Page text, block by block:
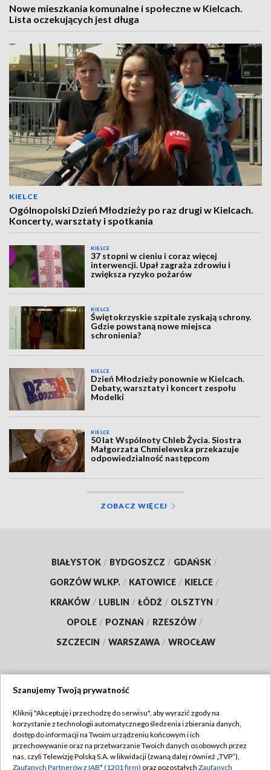
Nowe mieszkania komunalne i społeczne w Kielcach.
Lista oczekujących jest długa
KIELCE
Ogólnopolski Dzień Młodzieży po raz drugi w Kielcach.
Koncerty, warsztaty i spotkania
KIELCE
37 stopni w cieniu i coraz więcej
interwencji. Upał zagraża zdrowiu i
zwiększa ryzyko pożarów
KIELCE
Świętokrzyskie szpitale zyskają schrony.
Gdzie powstaną nowe miejsca
schronienia?
KIELCE
Dzień Młodzieży ponownie w Kielcach.
Debaty, warsztaty i koncert zespołu
Modelki
KIELCE
50 lat Wspólnoty Chleb Życia. Siostra
Małgorzata Chmielewska przekazuje
odpowiedzialność następcom
ZOBACZ WIĘCEJ
BIAŁYSTOK / BYDGOSZCZ / GDAŃSK /
GORZÓW WLKP. / KATOWICE / KIELCE /
KRAKÓW / LUBLIN / ŁÓDŹ / OLSZTYN /
OPOLE / POZNAŃ / RZESZÓW /
SZCZECIN / WARSZAWA / WROCŁAW
TVP
Abonament TVP
Emisja w TVP
Regulamin TVP
Szanujemy Twoją prywatność
Kliknij "Akceptuję i przechodzę do serwisu", aby wyrazić zgody na
korzystanie z technologii automatycznego śledzenia i zbierania danych,
dostęp do informacji na Twoim urządzeniu końcowym i ich
przechowywanie oraz na przetwarzanie Twoich danych osobowych przez
nas, czyli Telewizję Polską S.A. w likwidacji (zwaną dalej również „TVP”),
Zaufanych Partnerów z IAB* (1201 firm) oraz pozostałych Zaufanych